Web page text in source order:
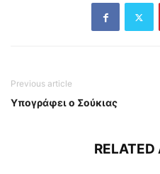
Previous article
Υπογράφει ο Σούκιας
RELATED